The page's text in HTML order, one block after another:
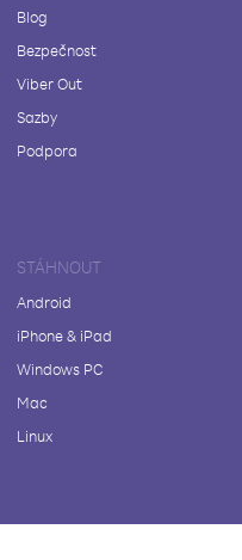
Blog
Bezpečnost
Viber Out
Sazby
Podpora
STÁHNOUT
Android
iPhone & iPad
Windows PC
Mac
Linux